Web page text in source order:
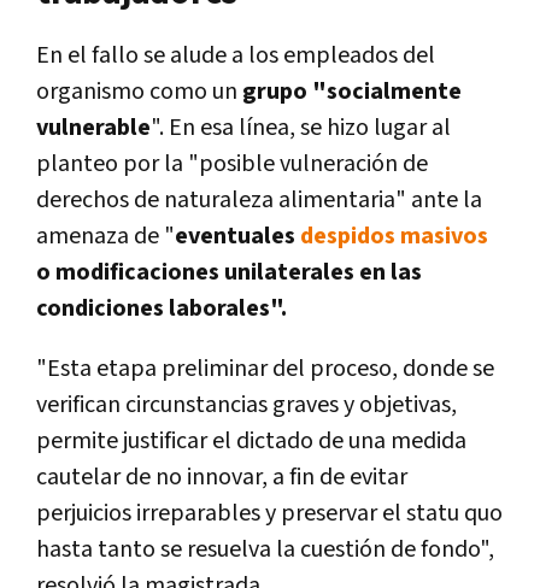
En el fallo se alude a los empleados del
organismo como un grupo "socialmente
vulnerable". En esa línea, se hizo lugar al
planteo por la "posible vulneración de
derechos de naturaleza alimentaria" ante la
amenaza de "eventuales despidos masivos
o modificaciones unilaterales en las
condiciones laborales".
"Esta etapa preliminar del proceso, donde se
verifican circunstancias graves y objetivas,
permite justificar el dictado de una medida
cautelar de no innovar, a fin de evitar
perjuicios irreparables y preservar el statu quo
hasta tanto se resuelva la cuestión de fondo",